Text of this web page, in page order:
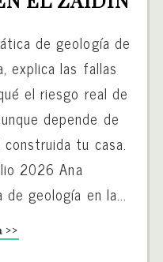
de geología de
explica las fallas
el riesgo real de
depende de
tu casa.
2026 Ana
geología en la...
>>